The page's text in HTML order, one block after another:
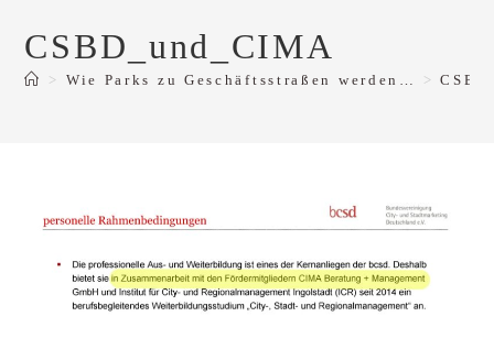
CSBD_und_CIMA
> Wie Parks zu Geschäftsstraßen werden… >